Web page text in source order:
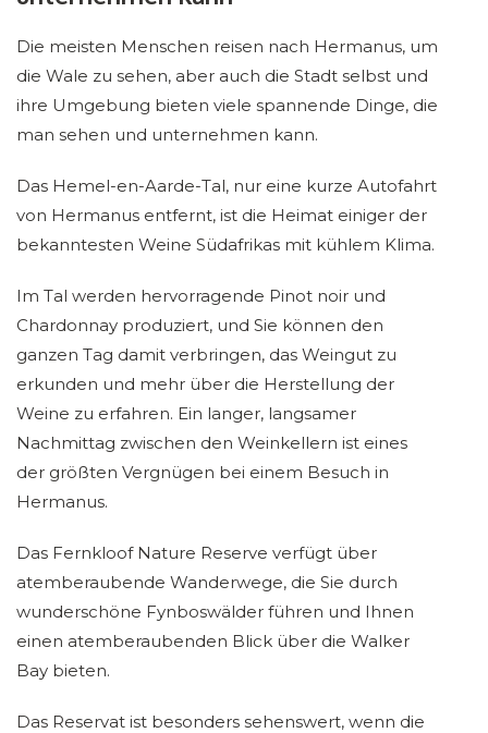
Die meisten Menschen reisen nach Hermanus, um
die Wale zu sehen, aber auch die Stadt selbst und
ihre Umgebung bieten viele spannende Dinge, die
man sehen und unternehmen kann.
Das Hemel-en-Aarde-Tal, nur eine kurze Autofahrt
von Hermanus entfernt, ist die Heimat einiger der
bekanntesten Weine Südafrikas mit kühlem Klima.
Im Tal werden hervorragende Pinot noir und
Chardonnay produziert, und Sie können den
ganzen Tag damit verbringen, das Weingut zu
erkunden und mehr über die Herstellung der
Weine zu erfahren. Ein langer, langsamer
Nachmittag zwischen den Weinkellern ist eines
der größten Vergnügen bei einem Besuch in
Hermanus.
Das Fernkloof Nature Reserve verfügt über
atemberaubende Wanderwege, die Sie durch
wunderschöne Fynboswälder führen und Ihnen
einen atemberaubenden Blick über die Walker
Bay bieten.
Das Reservat ist besonders sehenswert, wenn die